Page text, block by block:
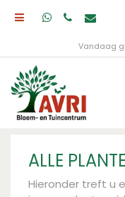
Vandaag
ALLE
Hieronder treft u